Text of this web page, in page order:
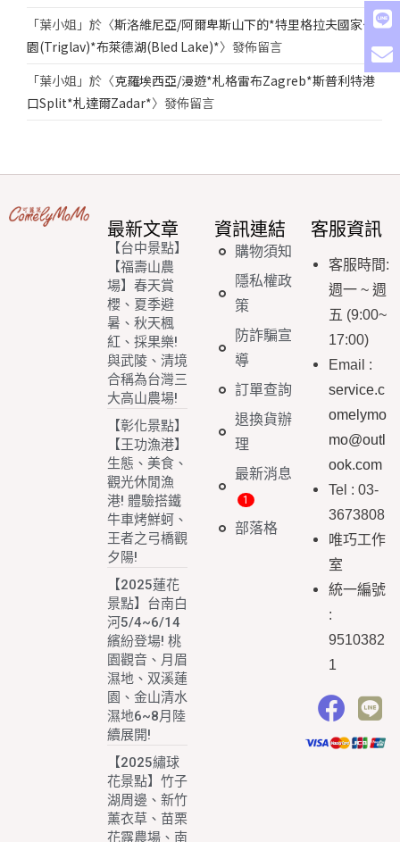
「葉小姐 」於〈斯洛維尼亞/阿爾卑斯山下的*特里格拉夫國家公
園(Triglav)*布萊德湖(Bled Lake)*〉發佈留言
「葉小姐 」於〈克羅埃西亞/漫遊*札格雷布Zagreb*斯普利特港
口Split*札達爾Zadar*〉發佈留言
最新文章
【台中景點】
【福壽山農
場】春天賞
櫻、夏季避
暑、秋天楓
紅、採果樂!
與武陵、清境
合稱為台灣三
大高山農場!
【彰化景點】
【王功漁港】
生態、美食、
觀光休閒漁
港! 體驗搭鐵
牛車烤鮮蚵、
王者之弓橋觀
夕陽!
【2025蓮花
景點】台南白
河5/4~6/14
繽紛登場! 桃
園觀音、月眉
濕地、双溪蓮
園、金山清水
濕地6~8月陸
續展開!
【2025繡球
花景點】竹子
湖周邊、新竹
薰衣草、苗栗
花露農場、南
資訊連結
購物須知
隱私權政
策
防詐騙宣
導
訂單查詢
退換貨辦
理
最新消息
部落格
客服資訊
客服時間:
週一 ~ 週
五 (9:00~
17:00)
Email :
service.c
omelymo
mo@outl
ook.com
Tel : 03-
3673808
唯巧工作
室
統一編號
:
9510382
1